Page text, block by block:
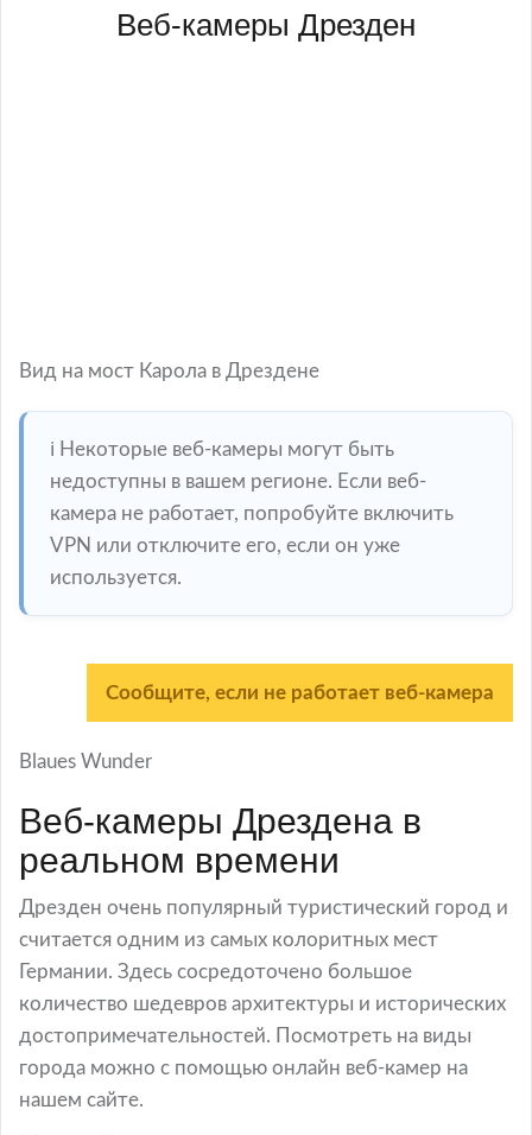
Веб-камеры Дрезден
Вид на мост Карола в Дрездене
ℹ️ Некоторые веб-камеры могут быть
недоступны в вашем регионе. Если веб-
камера не работает, попробуйте включить
VPN или отключите его, если он уже
используется.
Сообщите, если не работает веб-камера
Blaues Wunder
Веб-камеры Дрездена в
реальном времени
Дрезден очень популярный туристический город и
считается одним из самых колоритных мест
Германии. Здесь сосредоточено большое
количество шедевров архитектуры и исторических
достопримечательностей. Посмотреть на виды
города можно с помощью онлайн веб-камер на
нашем сайте.